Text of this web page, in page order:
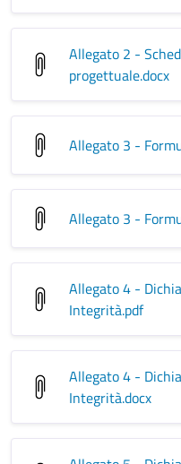
Allegato 2 -
progettuale.docx
Allegato 3 -
Allegato 3 -
Allegato 4 -
Integrità.pdf
Allegato 4 -
Integrità.docx